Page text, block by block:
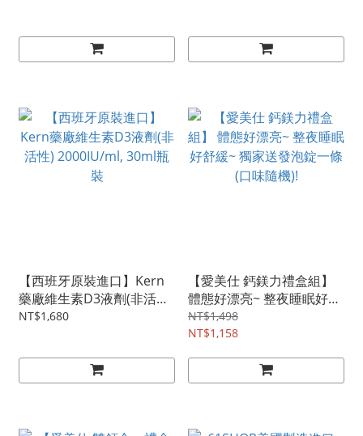
【西班牙原裝進口】Kern
藥廠維生素D3液劑(非活性)
2000IU/ml, 30ml瓶裝
NT$1,680
【愛美仕 鈣鎂力禮盒組】
體態好漂亮~ 整夜睡眠好舒
緩~ 獨家送發泡錠一條(口
味隨機)!
NT$1,498
NT$1,158